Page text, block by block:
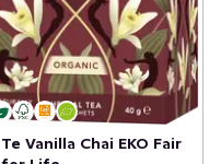
Te Vanilla Chai EKO Fair